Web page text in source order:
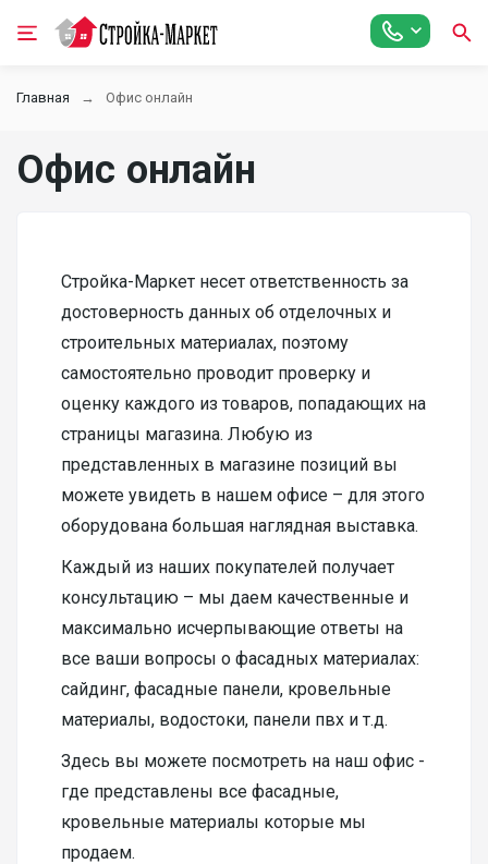
Главная Офис онлайн
Офис онлайн
Стройка-Маркет несет ответственность за
достоверность данных об отделочных и
строительных материалах, поэтому
самостоятельно проводит проверку и
оценку каждого из товаров, попадающих на
страницы магазина. Любую из
представленных в магазине позиций вы
можете увидеть в нашем офисе – для этого
оборудована большая наглядная выставка.
Каждый из наших покупателей получает
консультацию – мы даем качественные и
максимально исчерпывающие ответы на
все ваши вопросы о фасадных материалах:
сайдинг, фасадные панели, кровельные
материалы, водостоки, панели пвх и т.д.
Здесь вы можете посмотреть на наш офис -
где представлены все фасадные,
кровельные материалы которые мы
продаем.